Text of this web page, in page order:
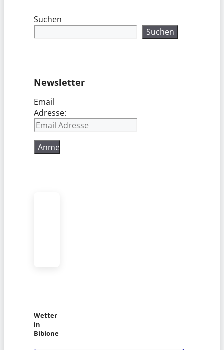
Suchen
Suchen
Newsletter
Email
Adresse:
Wetter
in
Bibione